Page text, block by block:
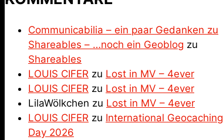
Communicabilia – ein paar Gedanken zu
Shareables – …noch ein Geoblog zu
Shareables
LOUIS CIFER zu Lost in MV – 4ever
LOUIS CIFER zu Lost in MV – 4ever
LilaWölkchen zu Lost in MV – 4ever
LOUIS CIFER zu International Geocaching
Day 2026